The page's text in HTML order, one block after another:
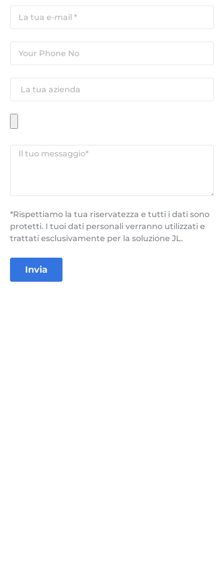
*Rispettiamo la tua riservatezza e tutti i dati sono
protetti. I tuoi dati personali verranno utilizzati e
trattati esclusivamente per la soluzione JL.
Invia